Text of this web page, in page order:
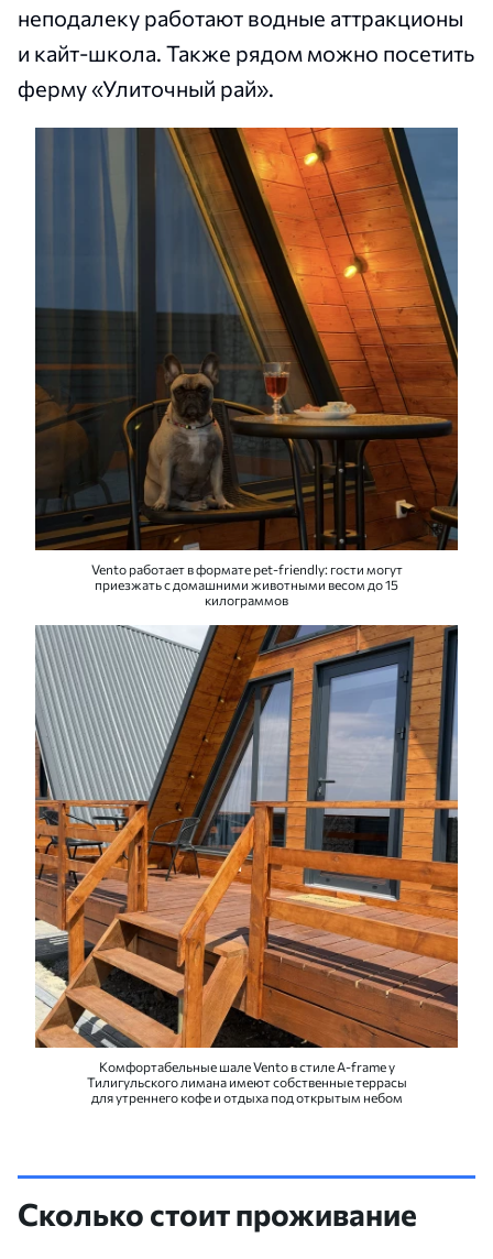
неподалеку работают водные аттракционы
и кайт-школа. Также рядом можно посетить
ферму «Улиточный рай».
Vento работает в формате pet-friendly: гости могут
приезжать с домашними животными весом до 15
килограммов
Комфортабельные шале Vento в стиле A-frame у
Тилигульского лимана имеют собственные террасы
для утреннего кофе и отдыха под открытым небом
Сколько стоит проживание